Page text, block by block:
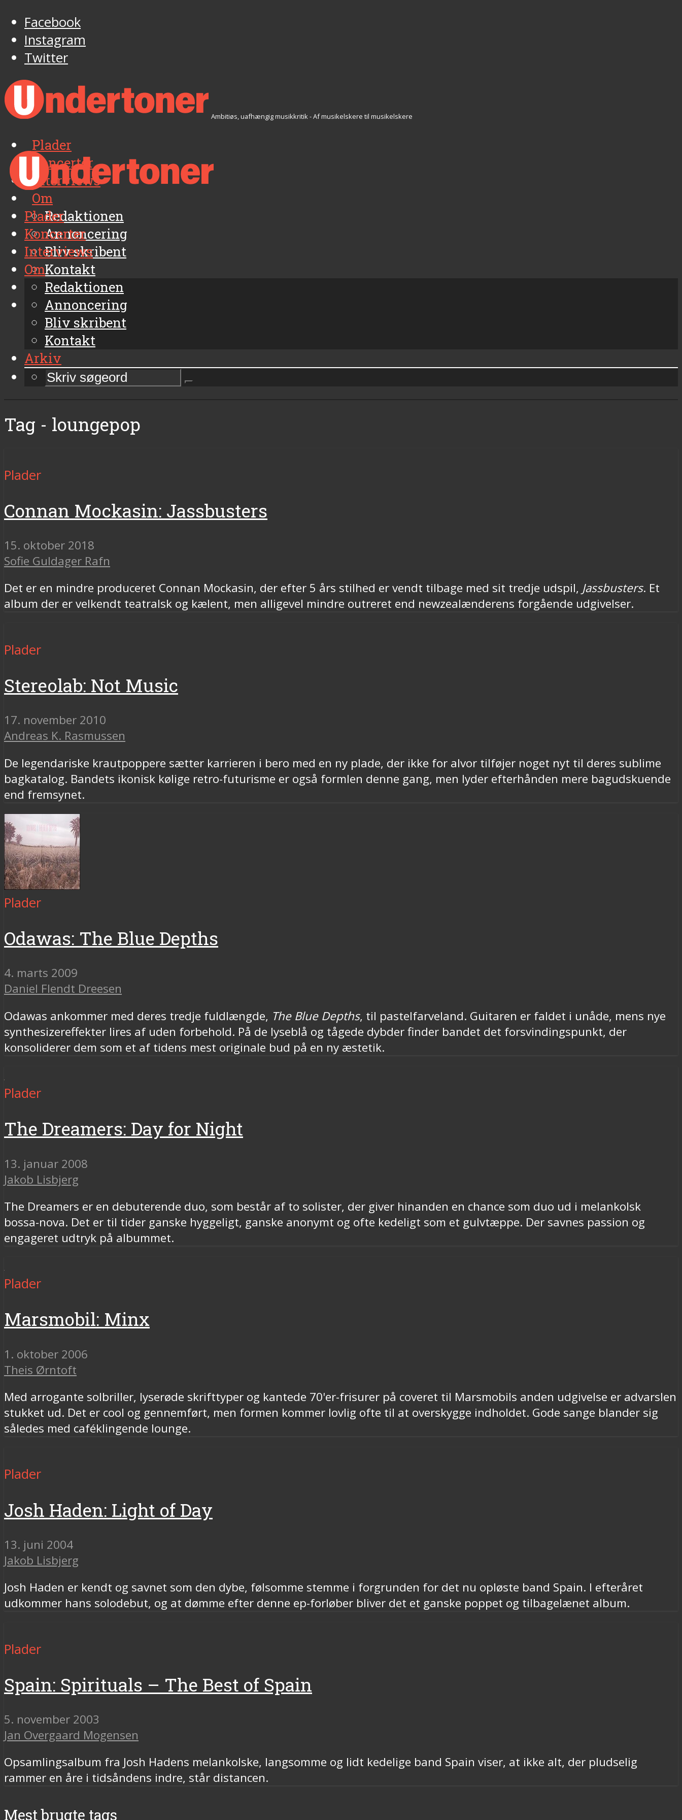
Facebook
Instagram
Twitter
Ambitiøs, uafhængig musikkritik - Af musikelskere til musikelskere
Plader
Koncerter
Interviews
Om
Redaktionen
Annoncering
Bliv skribent
Kontakt
Arkiv
Plader
Koncerter
Interviews
Om
Redaktionen
Annoncering
Bliv skribent
Kontakt
Arkiv
Tag - loungepop
Plader
Connan Mockasin: Jassbusters
15. oktober 2018
Sofie Guldager Rafn
Det er en mindre produceret Connan Mockasin, der efter 5 års stilhed er vendt tilbage med sit tredje udspil, Jassbusters. Et
album der er velkendt teatralsk og kælent, men alligevel mindre outreret end newzealænderens forgående udgivelser.
Plader
Stereolab: Not Music
17. november 2010
Andreas K. Rasmussen
De legendariske krautpoppere sætter karrieren i bero med en ny plade, der ikke for alvor tilføjer noget nyt til deres sublime
bagkatalog. Bandets ikonisk kølige retro-futurisme er også formlen denne gang, men lyder efterhånden mere bagudskuende
end fremsynet.
Plader
Odawas: The Blue Depths
4. marts 2009
Daniel Flendt Dreesen
Odawas ankommer med deres tredje fuldlængde, The Blue Depths, til pastelfarveland. Guitaren er faldet i unåde, mens nye
synthesizereffekter lires af uden forbehold. På de lyseblå og tågede dybder finder bandet det forsvindingspunkt, der
konsoliderer dem som et af tidens mest originale bud på en ny æstetik.
Plader
The Dreamers: Day for Night
13. januar 2008
Jakob Lisbjerg
The Dreamers er en debuterende duo, som består af to solister, der giver hinanden en chance som duo ud i melankolsk
bossa-nova. Det er til tider ganske hyggeligt, ganske anonymt og ofte kedeligt som et gulvtæppe. Der savnes passion og
engageret udtryk på albummet.
Plader
Marsmobil: Minx
1. oktober 2006
Theis Ørntoft
Med arrogante solbriller, lyserøde skrifttyper og kantede 70'er-frisurer på coveret til Marsmobils anden udgivelse er advarslen
stukket ud. Det er cool og gennemført, men formen kommer lovlig ofte til at overskygge indholdet. Gode sange blander sig
således med caféklingende lounge.
Plader
Josh Haden: Light of Day
13. juni 2004
Jakob Lisbjerg
Josh Haden er kendt og savnet som den dybe, følsomme stemme i forgrunden for det nu opløste band Spain. I efteråret
udkommer hans solodebut, og at dømme efter denne ep-forløber bliver det et ganske poppet og tilbagelænet album.
Plader
Spain: Spirituals – The Best of Spain
5. november 2003
Jan Overgaard Mogensen
Opsamlingsalbum fra Josh Hadens melankolske, langsomme og lidt kedelige band Spain viser, at ikke alt, der pludselig
rammer en åre i tidsåndens indre, står distancen.
Mest brugte tags